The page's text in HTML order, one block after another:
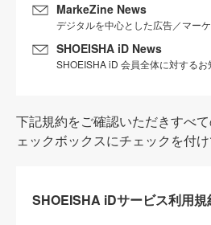
MarkeZine News
デジタルを中心とした広告／マー
SHOEISHA iD News
SHOEISHA iD 会員全体に対するお
下記規約をご確認いただきすべ
ェックボックスにチェックを付け
SHOEISHA iDサービス利用規